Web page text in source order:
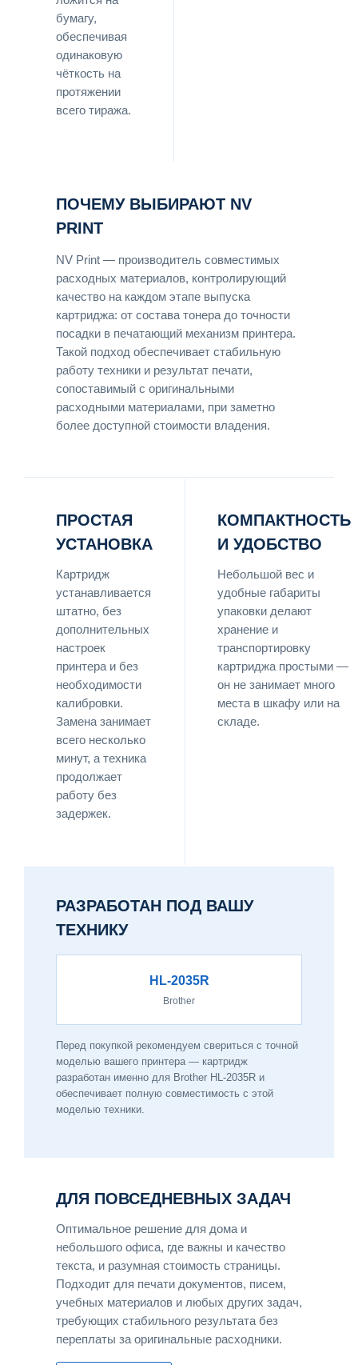
бумагу,
обеспечивая
одинаковую
чёткость на
протяжении
всего тиража.
ПОЧЕМУ ВЫБИРАЮТ NV
PRINT
NV Print — производитель совместимых
расходных материалов, контролирующий
качество на каждом этапе выпуска
картриджа: от состава тонера до точности
посадки в печатающий механизм принтера.
Такой подход обеспечивает стабильную
работу техники и результат печати,
сопоставимый с оригинальными
расходными материалами, при заметно
более доступной стоимости владения.
ПРОСТАЯ
УСТАНОВКА
Картридж
устанавливается
штатно, без
дополнительных
настроек
принтера и без
необходимости
калибровки.
Замена занимает
всего несколько
минут, а техника
продолжает
работу без
задержек.
КОМПАКТНОСТЬ
И УДОБСТВО
Небольшой вес и
удобные габариты
упаковки делают
хранение и
транспортировку
картриджа простыми —
он не занимает много
места в шкафу или на
складе.
РАЗРАБОТАН ПОД ВАШУ
ТЕХНИКУ
HL-2035R
Brother
Перед покупкой рекомендуем свериться с точной
моделью вашего принтера — картридж
разработан именно для Brother HL-2035R и
обеспечивает полную совместимость с этой
моделью техники.
ДЛЯ ПОВСЕДНЕВНЫХ ЗАДАЧ
Оптимальное решение для дома и
небольшого офиса, где важны и качество
текста, и разумная стоимость страницы.
Подходит для печати документов, писем,
учебных материалов и любых других задач,
требующих стабильного результата без
переплаты за оригинальные расходники.